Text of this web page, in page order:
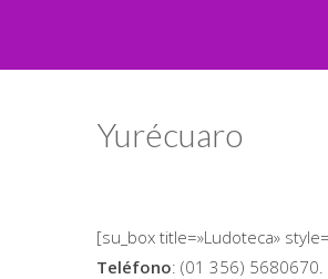
Yurécuaro
[su_box title=»Ludoteca»
Teléfono: (01 356) 5680670.